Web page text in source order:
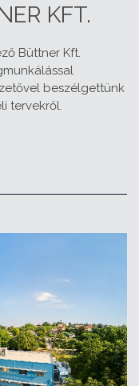
KFT.
Büttner Kft.
beszélgettünk
tervekről.